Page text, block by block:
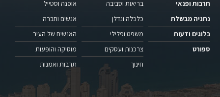
תרבות ופנאי
נתניה מבשלת
בלוגים ודעות
ספורט
בריאות וסביבה
כלכלה ונדלן
משפט ופלילי
צרכנות ועסקים
חינוך
אופנה וסטייל
אנשים וחברה
האנשים של העיר
מוסיקה והופעות
תרבות ואמנות